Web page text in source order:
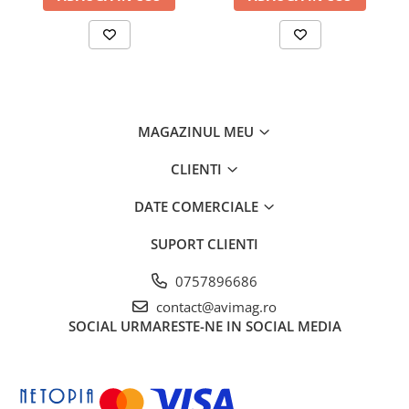
Ciocane si dalti
Clesti si patenti
Scule multifunctionale si accesorii
Unelte & Depozitare
Materiale de constructii
Accesorii echipamente pentru
transport si ridicat
Accesorii usi
MAGAZINUL MEU
CLIENTI
DATE COMERCIALE
SUPORT CLIENTI
0757896686
contact@avimag.ro
SOCIAL URMARESTE-NE IN SOCIAL MEDIA